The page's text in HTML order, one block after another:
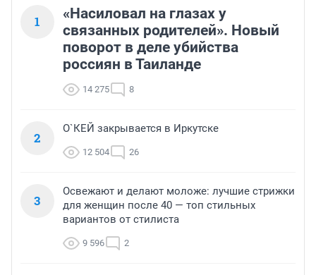
1
«Насиловал на глазах у
связанных родителей». Новый
поворот в деле убийства
россиян в Таиланде
14 275 8
2
О`КЕЙ закрывается в Иркутске
12 504 26
3
Освежают и делают моложе: лучшие стрижки
для женщин после 40 — топ стильных
вариантов от стилиста
9 596 2